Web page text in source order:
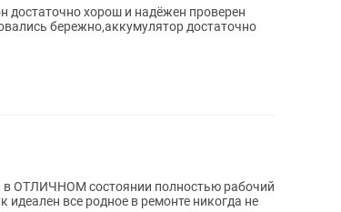
хорош и надёжен проверен
бережно,аккумулятор достаточно
ОТЛИЧНОМ состоянии полностью рабочий
все родное в ремонте никогда не